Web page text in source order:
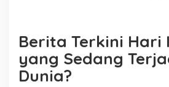
a
y
a
Berita Terkini Hari
yang Sedang
Dunia?